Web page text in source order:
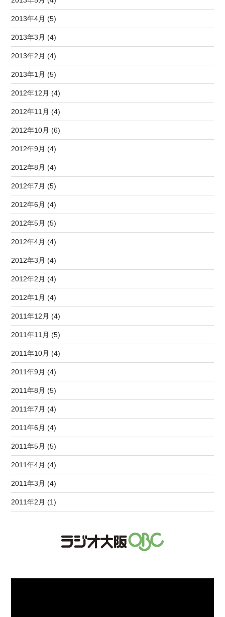
2013年4月 (5)
2013年3月 (4)
2013年2月 (4)
2013年1月 (5)
2012年12月 (4)
2012年11月 (4)
2012年10月 (6)
2012年9月 (4)
2012年8月 (4)
2012年7月 (5)
2012年6月 (4)
2012年5月 (5)
2012年4月 (4)
2012年3月 (4)
2012年2月 (4)
2012年1月 (4)
2011年12月 (4)
2011年11月 (5)
2011年10月 (4)
2011年9月 (4)
2011年8月 (5)
2011年7月 (4)
2011年6月 (4)
2011年5月 (5)
2011年4月 (4)
2011年3月 (4)
2011年2月 (1)